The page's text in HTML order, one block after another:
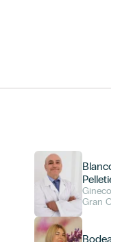
Blanco-
Pelletier,
Gran
Bodea,